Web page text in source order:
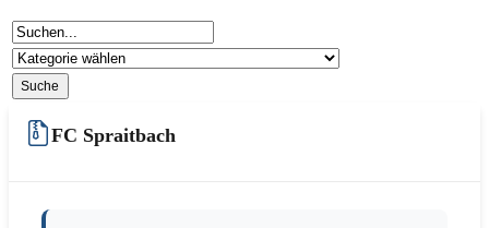
FC Spraitbach